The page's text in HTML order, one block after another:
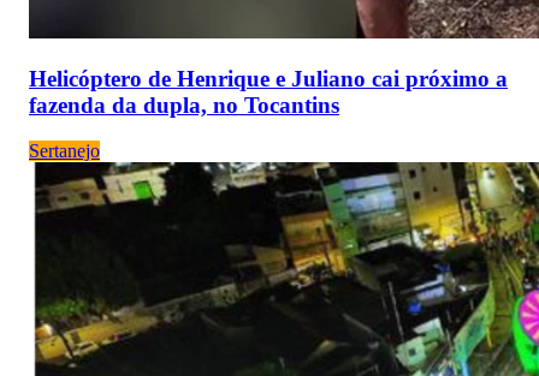
Helicóptero de Henrique e Juliano cai próximo a
fazenda da dupla, no Tocantins
Sertanejo